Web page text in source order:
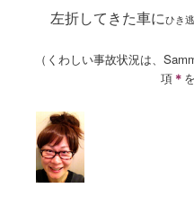
左折してきた車にひき
（くわしい事故状況は、
項＊